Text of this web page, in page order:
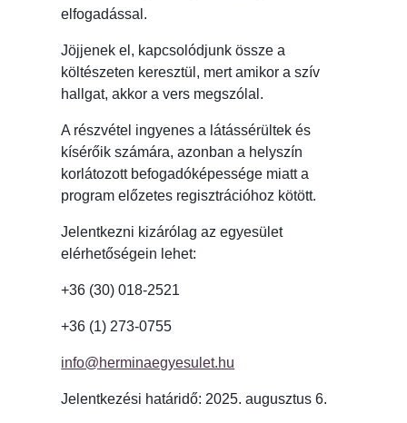
elfogadással.
Jöjjenek el, kapcsolódjunk össze a
költészeten keresztül, mert amikor a szív
hallgat, akkor a vers megszólal.
A részvétel ingyenes a látássérültek és
kísérőik számára, azonban a helyszín
korlátozott befogadóképessége miatt a
program előzetes regisztrációhoz kötött.
Jelentkezni kizárólag az egyesület
elérhetőségein lehet:
+36 (30) 018-2521
+36 (1) 273-0755
info@herminaegyesulet.hu
Jelentkezési határidő: 2025. augusztus 6.